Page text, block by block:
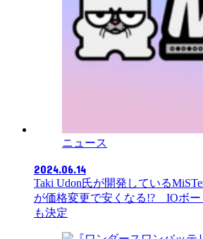
ニュース
2024.06.14
Taki Udon氏が開発している
が価格変更で安くなる!? IOボー
も決定